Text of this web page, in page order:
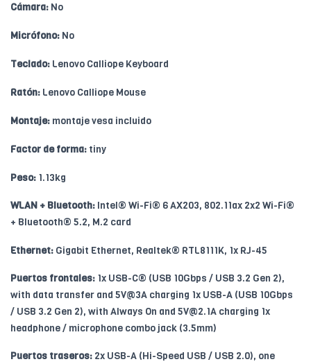
Cámara: No
Micrófono: No
Teclado: Lenovo Calliope Keyboard
Ratón: Lenovo Calliope Mouse
Montaje: montaje vesa incluido
Factor de forma: tiny
Peso: 1.13kg
WLAN + Bluetooth: Intel® Wi-Fi® 6 AX203, 802.11ax 2x2 Wi-Fi®
+ Bluetooth® 5.2, M.2 card
Ethernet: Gigabit Ethernet, Realtek® RTL8111K, 1x RJ-45
Puertos frontales: 1x USB-C® (USB 10Gbps / USB 3.2 Gen 2),
with data transfer and 5V@3A charging 1x USB-A (USB 10Gbps
/ USB 3.2 Gen 2), with Always On and 5V@2.1A charging 1x
headphone / microphone combo jack (3.5mm)
Puertos traseros: 2x USB-A (Hi-Speed USB / USB 2.0), one